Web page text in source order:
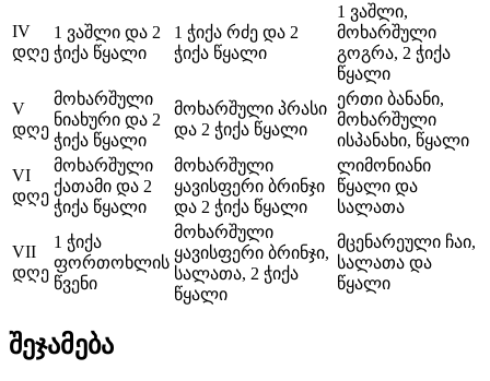
IV
დღე
1 ვაშლი და 2
ჭიქა წყალი
1 ჭიქა რძე და 2
ჭიქა წყალი
1 ვაშლი,
მოხარშული
გოგრა, 2 ჭიქა
წყალი
V
დღე
მოხარშული
ნიახური და 2
ჭიქა წყალი
მოხარშული პრასი
და 2 ჭიქა წყალი
ერთი ბანანი,
მოხარშული
ისპანახი, წყალი
VI
დღე
მოხარშული
ქათამი და 2
ჭიქა წყალი
მოხარშული
ყავისფერი ბრინჯი
და 2 ჭიქა წყალი
ლიმონიანი
წყალი და
სალათა
VII
დღე
1 ჭიქა
ფორთოხლის
წვენი
მოხარშული
ყავისფერი ბრინჯი,
სალათა, 2 ჭიქა
წყალი
მცენარეული ჩაი,
სალათა და
წყალი
შეჯამება